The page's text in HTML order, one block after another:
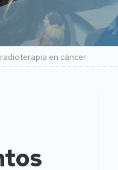
en cáncer